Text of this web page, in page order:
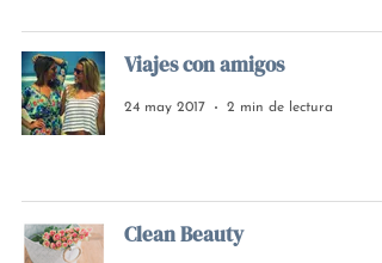
Viajes con amigos
24 may 2017 2 min de lectura
Clean Beauty